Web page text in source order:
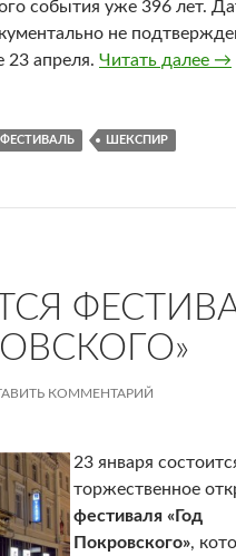
события уже 396 лет.
не
23 апреля. Читать далее В
→
ФЕСТИВАЛЬ ШЕКСПИР
КОММЕНТАРИЙ
23 января
торжественное
фестиваля «Год
Покровского»,